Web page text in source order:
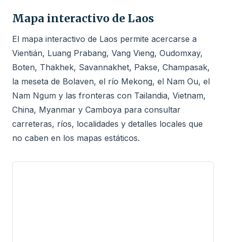
Mapa interactivo de Laos
El mapa interactivo de Laos permite acercarse a
Vientián, Luang Prabang, Vang Vieng, Oudomxay,
Boten, Thakhek, Savannakhet, Pakse, Champasak,
la meseta de Bolaven, el río Mekong, el Nam Ou, el
Nam Ngum y las fronteras con Tailandia, Vietnam,
China, Myanmar y Camboya para consultar
carreteras, ríos, localidades y detalles locales que
no caben en los mapas estáticos.